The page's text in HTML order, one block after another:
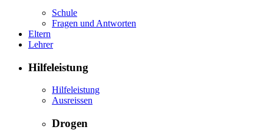
Schule
Fragen und Antworten
Eltern
Lehrer
Hilfeleistung
Hilfeleistung
Ausreissen
Drogen